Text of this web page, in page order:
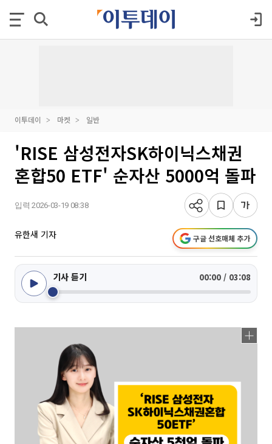
이투데이 마켓 일반
'RISE 삼성전자SK하이닉스채권
혼합50 ETF' 순자산 5000억 돌파
입력 2026-03-19 08:38
유한새 기자 구글 선호매체 추가
기사 듣기 00:00 / 03:08